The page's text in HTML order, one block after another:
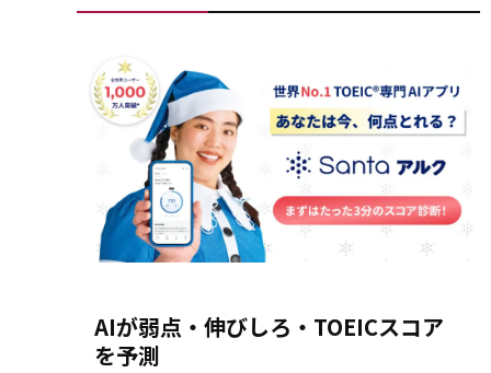
AIが弱点・伸びしろ・TOEICスコア
を予測